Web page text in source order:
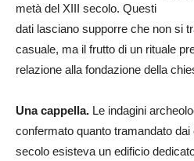
metà del XIII secolo. Questi
dati lasciano supporre che non si
casuale, ma il frutto di un rituale
relazione alla fondazione della
Una cappella. Le indagini
confermato quanto tramandato
secolo esisteva un edificio